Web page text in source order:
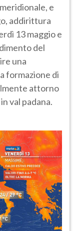
e
addirittura
13 maggio e
del
una
formazione di
attorno
val padana.